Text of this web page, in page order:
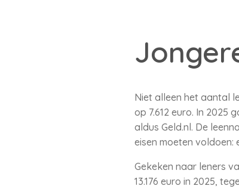
Niet alleen het aantal
op 7.612 euro. In 2025
aldus Geld.nl. De
eisen moeten
Gekeken naar leners
13.176 euro in 2025,